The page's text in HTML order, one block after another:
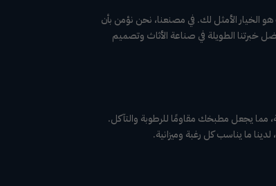
هو الخيار الأمثل لك. في مصنعنا، نحن نؤمن بأن
الطويلة في صناعة الأثاث وتصميم
مما يجعل مطبخك مقاومًا للرطوبة والتآكل.